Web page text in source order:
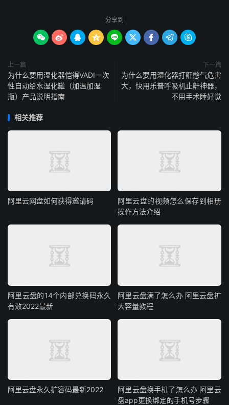
分享到
        
上一篇
为什么要用湿化器恺得VADI一次
性自动给水湿化罐（加温加湿
瓶）产品说明指南
下一篇
为什么要用湿化器打鼾憋气危害
大，快用乐普呼吸机止鼾神器，
不用手术睡好觉
相关推荐
阿里云网盘如何获得邀请码
阿里云盘的视频怎么保存到相册
操作方法介绍
阿里云盘的14个内部兑换码永久
有效2022最新
阿里云盘满了怎么办 阿里云盘扩
大容量教程
阿里云盘永久扩容码最新2022
阿里云盘换手机了怎么办 阿里云
盘app更换绑定的手机号步骤